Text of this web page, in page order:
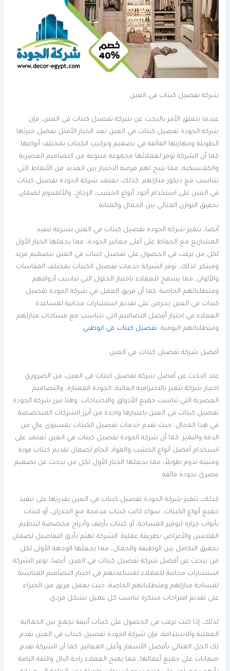
شركة تفصيل كبتات في العين
عندما يتعلق الأمر بالبحث عن شركة تفصيل كبتات في العين، فإن
شركة الجودة تفصيل كبتات في العين تعد الخيار الأمثل بفضل خبرتها
الطويلة ومهارتها الفائقة في تصميم وتركيب الكبتات بمختلف أنواعها.
كما أن الشركة توفر لعملائها مجموعة متنوعة من التصاميم العصرية
والكلاسيكية، مما يتيح لهم فرصة الاختيار بين العديد من الأنماط التي
تتناسب مع ديكور منازلهم. كذلك، تعتمد شركة الجودة تفصيل كبتات
في العين على استخدام أجود أنواع الخشب، الزجاج، والألمنيوم لضمان
تحقيق التوازن المثالي بين الجمال والمتانة.
أيضا، تتميز شركة الجودة تفصيل كبتات في العين بسرعة تنفيذ
المشاريع مع الحفاظ على أعلى معايير الجودة، مما يجعلها الخيار الأول
لكل من يرغب في الحصول على تفصيل كبتات في العين بتصميم فريد
ومبتكر. لذلك، توفر الشركة خدمات تفصيل الكبتات بمختلف المقاسات
والألوان، مما يسمح للعملاء باختيار الحلول التي تناسب أذواقهم
ومتطلباتهم الخاصة. كما أن فريق العمل في شركة الجودة تفصيل
كبتات في العين يحرص على تقديم استشارات مجانية لمساعدة
العملاء في اختيار أفضل التصاميم التي تتناسب مع مساحات منازلهم
ومتطلباتهم اليومية. تفصيل كبتات في ابوظبي
أفضل شركة تفصيل كبتات في العين
عند البحث عن أفضل شركة تفصيل كبتات في العين، من الضروري
اختيار شركة تتميز بالاحترافية العالية، الجودة الممتازة، والتصاميم
العصرية التي تناسب جميع الأذواق والاحتياجات. وهنا تبرز شركة الجودة
تفصيل كبتات في العين باعتبارها واحدة من أبرز الشركات المتخصصة
في هذا المجال، حيث تقدم خدمات تفصيل الكبتات بمستوى عالٍ من
الدقة والتميز. كما أن شركة الجودة تفصيل كبتات في العين تعتمد على
استخدام أفضل أنواع الخشب والمواد الخام لضمان تقديم كبتات قوية
ومتينة تدوم طويلاً، مما يجعلها الخيار الأول لكل من يبحث عن تصميم
عصري بجودة فائقة.
كذلك، تتميز شركة الجودة تفصيل كبتات في العين بقدرتها على تنفيذ
جميع أنواع الكبتات، سواء كانت كبتات مدمجة مع الجدران، أو كبتات
بأبواب جرارة لتوفير المساحة، أو كبتات بأرفف وأدراج مخصصة لتنظيم
الملابس والأغراض بطريقة عملية. الشركة تهتم بأدق التفاصيل لضمان
تحقيق التكامل بين الوظيفة والجمال، مما يجعلها الوجهة الأولى لكل
من يبحث عن أفضل شركة تفصيل كبتات في العين. أيضا، توفر الشركة
استشارات مجانية للعملاء لمساعدتهم في اختيار التصاميم المناسبة
لمساحة منازلهم ومتطلباتهم الخاصة، حيث يعمل فريق من الخبراء
على تقديم اقتراحات مبتكرة تناسب كل عميل بشكل فردي.
لذلك، إذا كنت ترغب في الحصول على كبتات أنيقة تجمع بين الجمالية
العملية والاستدامة، فإن شركة الجودة تفصيل كبتات في العين تقدم
لك الحل المثالي بأفضل الأسعار وأعلى المعايير. كما أن الشركة تقدم
ضمانات على جميع أعمالها، مما يمنح العملاء راحة البال والثقة التامة